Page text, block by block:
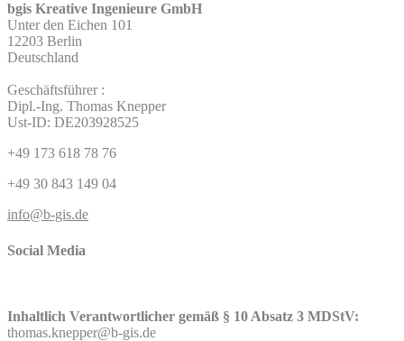
bgis Kreative Ingenieure GmbH
Unter den Eichen 101
12203 Berlin
Deutschland
Geschäftsführer :
Dipl.-Ing. Thomas Knepper
Ust-ID: DE203928525
+49 173 618 78 76
+49 30 843 149 04
info@b-gis.de
Social Media
Inhaltlich Verantwortlicher gemäß § 10 Absatz 3 MDStV:
thomas.knepper@b-gis.de